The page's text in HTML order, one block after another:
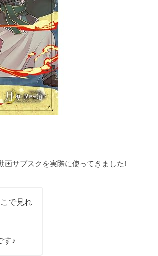
画サブスクを実際に使ってきました!
で見れ
す♪